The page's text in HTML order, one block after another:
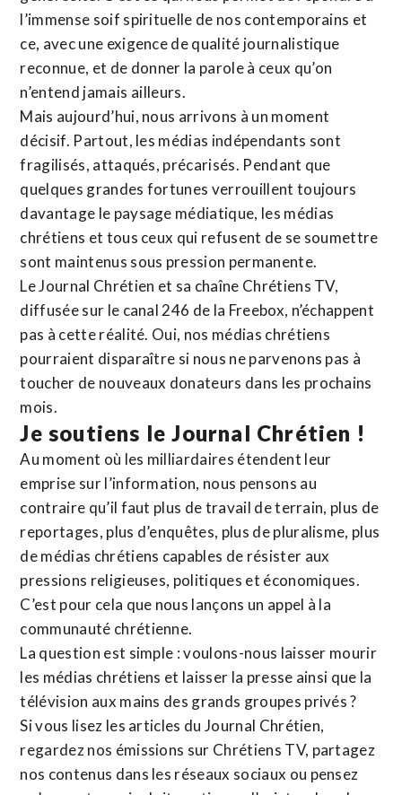
l’immense soif spirituelle de nos contemporains et
ce, avec une exigence de qualité journalistique
reconnue, et de donner la parole à ceux qu’on
n’entend jamais ailleurs.
Mais aujourd’hui, nous arrivons à un moment
décisif. Partout, les médias indépendants sont
fragilisés, attaqués, précarisés. Pendant que
quelques grandes fortunes verrouillent toujours
davantage le paysage médiatique, les médias
chrétiens et tous ceux qui refusent de se soumettre
sont maintenus sous pression permanente.
Le Journal Chrétien et sa chaîne Chrétiens TV,
diffusée sur le canal 246 de la Freebox, n’échappent
pas à cette réalité. Oui, nos médias chrétiens
pourraient disparaître si nous ne parvenons pas à
toucher de nouveaux donateurs dans les prochains
mois.
Je soutiens le Journal Chrétien !
Au moment où les milliardaires étendent leur
emprise sur l’information, nous pensons au
contraire qu’il faut plus de travail de terrain, plus de
reportages, plus d’enquêtes, plus de pluralisme, plus
de médias chrétiens capables de résister aux
pressions religieuses, politiques et économiques.
C’est pour cela que nous lançons un appel à la
communauté chrétienne.
La question est simple : voulons-nous laisser mourir
les médias chrétiens et laisser la presse ainsi que la
télévision aux mains des grands groupes privés ?
Si vous lisez les articles du Journal Chrétien,
regardez nos émissions sur Chrétiens TV, partagez
nos contenus dans les réseaux sociaux ou pensez